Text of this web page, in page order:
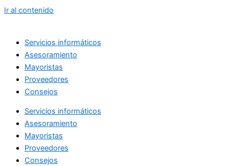
Ir al contenido
Servicios informáticos
Asesoramiento
Mayoristas
Proveedores
Consejos
Servicios informáticos
Asesoramiento
Mayoristas
Proveedores
Consejos